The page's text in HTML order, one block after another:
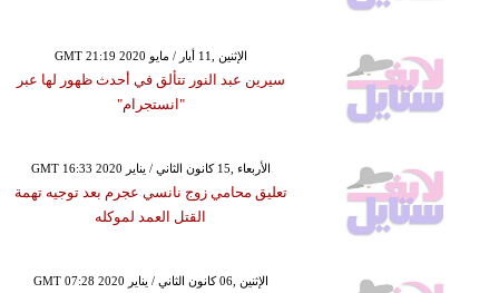
GMT 21:19 2020 الإثنين ,11 أيار / مايو
سيرين عبد النور تتألق في أحدث ظهور لها عبر
"انستجرام"
GMT 16:33 2020 الأربعاء ,15 كانون الثاني / يناير
تعليق محامي زوج نانسي عجرم بعد توجيه تهمة
القتل العمد لموكله
GMT 07:28 2020 الإثنين ,06 كانون الثاني / يناير